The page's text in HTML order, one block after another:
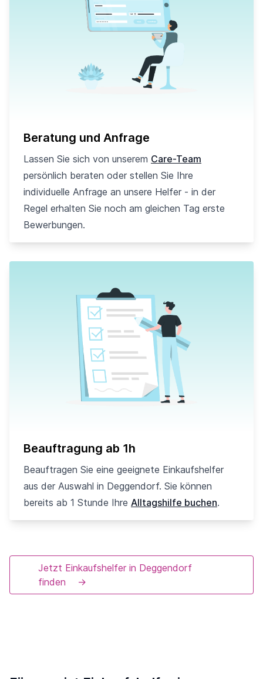
Beratung und Anfrage
Lassen Sie sich von unserem Care-Team
persönlich beraten oder stellen Sie Ihre
individuelle Anfrage an unsere Helfer - in der
Regel erhalten Sie noch am gleichen Tag erste
Bewerbungen.
Beauftragung ab 1h
Beauftragen Sie eine geeignete Einkaufshelfer
aus der Auswahl in Deggendorf. Sie können
bereits ab 1 Stunde Ihre Alltagshilfe buchen.
Jetzt Einkaufshelfer in Deggendorf
finden
→